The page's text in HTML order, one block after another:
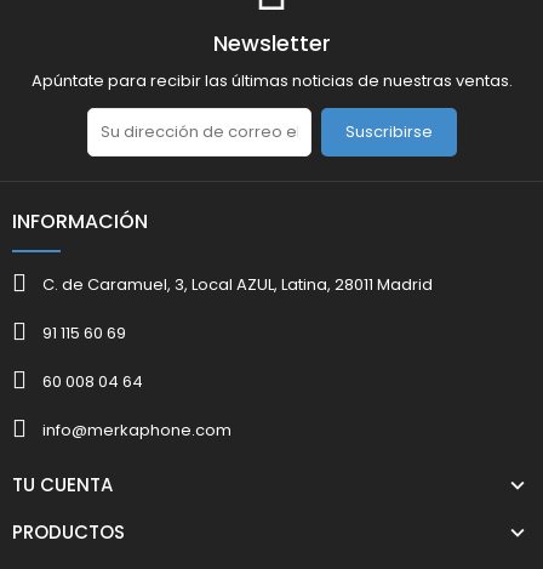
Newsletter
Apúntate para recibir las últimas noticias de nuestras ventas.
Suscribirse
INFORMACIÓN
C. de Caramuel, 3, Local AZUL, Latina, 28011 Madrid
91 115 60 69
60 008 04 64
info@merkaphone.com
TU CUENTA
PRODUCTOS